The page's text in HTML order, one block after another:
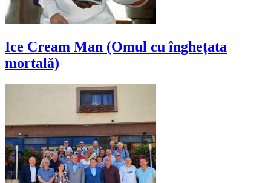
Ice Cream Man (Omul cu înghețata
mortală)